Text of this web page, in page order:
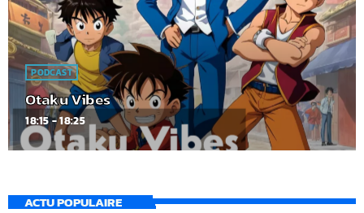
PODCAST
Otaku Vibes
18:15 - 18:25
ACTU POPULAIRE